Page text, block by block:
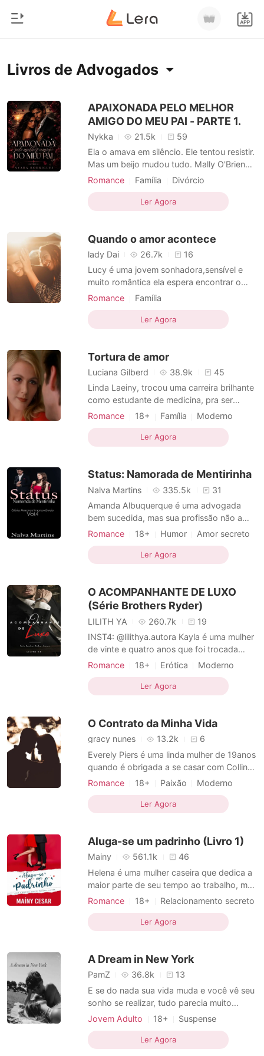
Histórico
Sair
Baixar App
Início
Moderno
Lobisomem
Contos
Ranking
Contos Curtos
Livros de Advogados
APAIXONADA PELO MELHOR
AMIGO DO MEU PAI - PARTE 1.
Nykka 21.5k
59
Ela o amava em silêncio. Ele tentou resistir.
Mas um beijo mudou tudo. Mally O'Brien
cresceu admirando Haniel Galleghan, o
uma paixão impossível se transforma em
um escândalo que destrói reputações,
Expulsa de casa e r
Romance Família
Divórcio
Amor a primeira vista
Advogados
Encantadora
Charmoso
Ler Agora
Quando o amor acontece
lady Dai 26.7k
16
Lucy é uma jovem sonhadora,sensível e
muito romântica ela espera encontrar o
amor da sua vida um amor daqueles que
seu destino foi selado por seu pai Ernest
quando este deu seu consentimento para
desejam realizar um c
Romance
Família
Interpretação de papéis
Moderno
Antiguidade
Grande amor
Aristocracia
Teimosa
Ler Agora
Tortura de amor
Luciana Gilberd 38.9k
45
Linda Laeiny, trocou uma carreira brilhante
como estudante de medicina, pra ser
advogada, para conseguir vencer uma
advogada do seu país.
Romance 18+ Família
Moderno
Amor predestinado
Advogados
Corajosos
Narrativa multilinear
Ler Agora
Status: Namorada de Mentirinha
Nalva Martins 335.5k
31
Amanda Albuquerque é uma advogada
bem sucedida, mas sua profissão não a
impede de ter uma vida desregrada regada
jovem alegre e divertida que gosta de
curtir a vida sem pensar no amanhã. Alex
se ver em um momento difícil q
Romance 18+ Humor
Amor secreto
Advogados
Ler Agora
O ACOMPANHANTE DE LUXO
(Série Brothers Ryder)
LILITH YA 260.7k
19
INST4: @lilithya.autora Kayla é uma mulher
de vinte e quatro anos que foi trocada
pelo namorado por sua irmã caçula Lydia.
tipo com ela, mas para sua surpresa um
envelope chega pelos correios e para sua
Ela fica desolada
Romance 18+ Erótica
Moderno
Família complicada
Amor predestinado
Celebridades
Narrativa multilinear
Ler Agora
O Contrato da Minha Vida
gracy nunes 13.2k
6
Everely Piers é uma linda mulher de 19anos
quando é obrigada a se casar com Collin
Black, para sauvar a vida de sua mãe que
tratamentos caros e urgente justo quando
sua família está a beira da falência. Mas
aparecer um sentimen
Romance 18+ Paixão
Moderno
Casamento arranjado
Estupro
Advogados
Tímida
Dominante
Ler Agora
Aluga-se um padrinho (Livro 1)
Mainy 561.1k
46
Helena é uma mulher caseira que dedica a
maior parte de seu tempo ao trabalho, mas
se vê em um grande impasse quando sua
receber um convite inesperado para ser
madrinha do casamento de sua prima de
recusar o convite de sua qua
Romance 18+
Relacionamento secreto
CEO
Advogados
Arrogante / Dominante
Ler Agora
A Dream in New York
PamZ 36.8k
13
E se do nada sua vida muda e você vê seu
sonho se realizar, tudo parecia muito
perfeito, ate aqueles malditos olhos verdes
café derramado na pessoa errada no seu
primeiro dia de trabalho pode ser um
Jovem Adulto 18+
Suspense
Relacionamento secreto
CEO
Advogados
Encantador
Ler Agora